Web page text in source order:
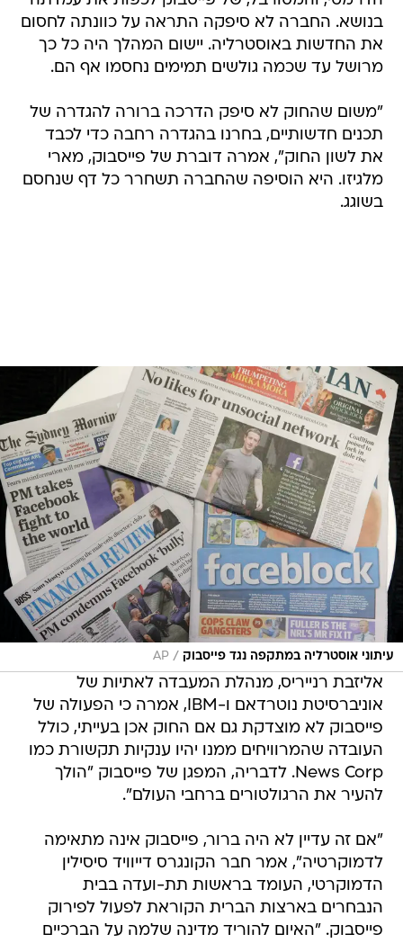
בנושא. החברה לא סיפקה התראה על כוונתה לחסום
את החדשות באוסטרליה. יישום המהלך היה כל כך
מרושל עד שכמה גולשים תמימים נחסמו אף הם.
"משום שהחוק לא סיפק הדרכה ברורה להגדרה של
תכנים חדשותיים, בחרנו בהגדרה רחבה כדי לכבד
את לשון החוק", אמרה דוברת של פייסבוק, מארי
מלגיזו. היא הוסיפה שהחברה תשחרר כל דף שנחסם
בשוגג.
עיתוני אוסטרליה במתקפה נגד פייסבוק /
AP
אליזבת רנייריס, מנהלת המעבדה לאתיות של
אוניברסיטת נוטרדאם ו-IBM, אמרה כי הפעולה של
פייסבוק לא מוצדקת גם אם החוק אכן בעייתי, כולל
העובדה שהמרוויחים ממנו יהיו ענקיות תקשורת כמו
News Corp. לדבריה, המפגן של פייסבוק "הולך
להעיר את הרגולטורים ברחבי העולם".
"אם זה עדיין לא היה ברור, פייסבוק אינה מתאימה
לדמוקרטיה", אמר חבר הקונגרס דייוויד סיסילין
הדמוקרטי, העומד בראשות תת-ועדה בבית
הנבחרים בארצות הברית הקוראת לפעול לפירוק
פייסבוק. "האיום להוריד מדינה שלמה על הברכיים